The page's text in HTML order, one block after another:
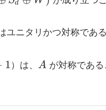
d
ユニタリかつ対称である
1 ）は、 A
A が対称である